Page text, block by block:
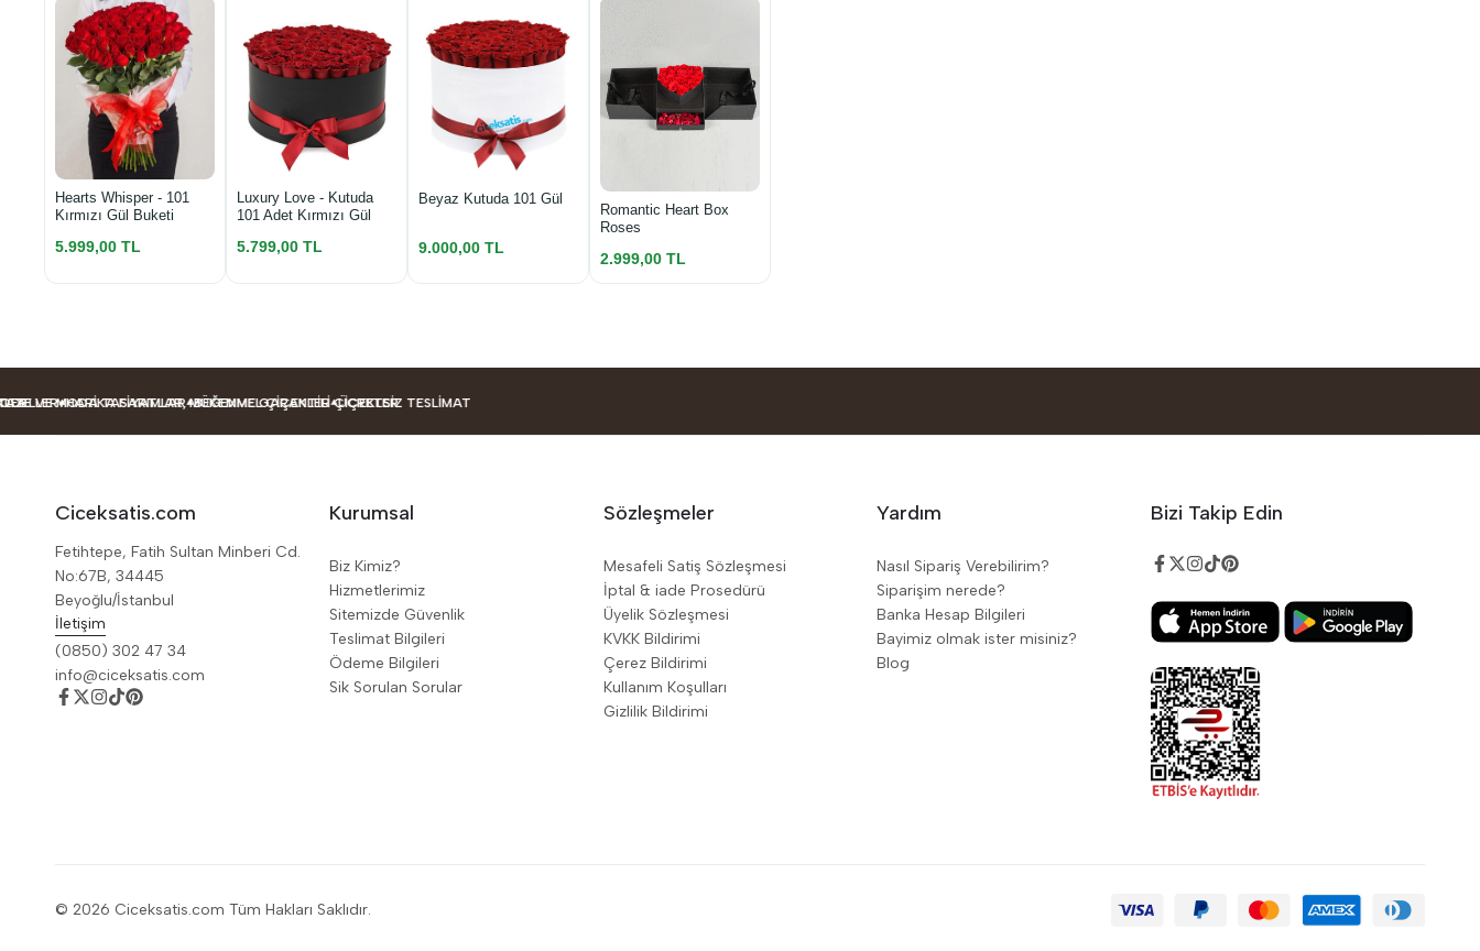
Hearts Whisper - 101
Kırmızı Gül Buketi
5.999,00 TL
Luxury Love - Kutuda
101 Adet Kırmızı Gül
5.799,00 TL
Beyaz Kutuda 101 Gül
9.000,00 TL
Romantic Heart Box
Roses
2.999,00 TL
HARIKA FIYATLAR, MÜKEMMEL ÇIÇEKLER ÜCRETSIZ TESLIMAT
MODA TASARIMLAR BEĞENME GARANTILI ÇIÇEKLER
Ciceksatis.com
Fetihtepe, Fatih Sultan Minberi Cd.
No:67B, 34445
Beyoğlu/İstanbul
İletişim
(0850) 302 47 34
info@ciceksatis.com
Kurumsal
Biz Kimiz?
Hizmetlerimiz
Sitemizde Güvenlik
Teslimat Bilgileri
Ödeme Bilgileri
Sik Sorulan Sorular
Sözleşmeler
Mesafeli Satiş Sözleşmesi
İptal & iade Prosedürü
Üyelik Sözleşmesi
KVKK Bildirimi
Çerez Bildirimi
Kullanım Koşulları
Gizlilik Bildirimi
Yardım
Nasıl Sipariş Verebilirim?
Siparişim nerede?
Banka Hesap Bilgileri
Bayimiz olmak ister misiniz?
Blog
Bizi Takip Edin
© 2026 Ciceksatis.com Tüm Hakları Saklıdır.